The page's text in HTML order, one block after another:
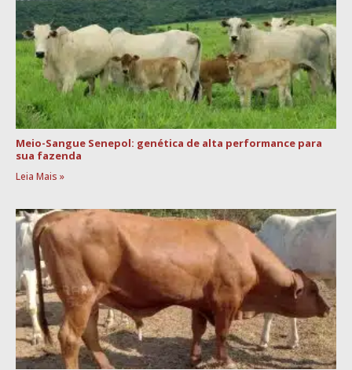
Meio-Sangue Senepol: genética de alta performance para
sua fazenda
Leia Mais »